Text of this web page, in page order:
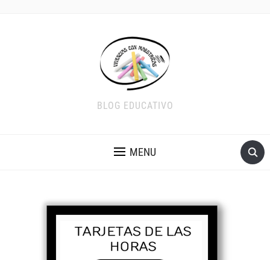
BLOG EDUCATIVO
MENU